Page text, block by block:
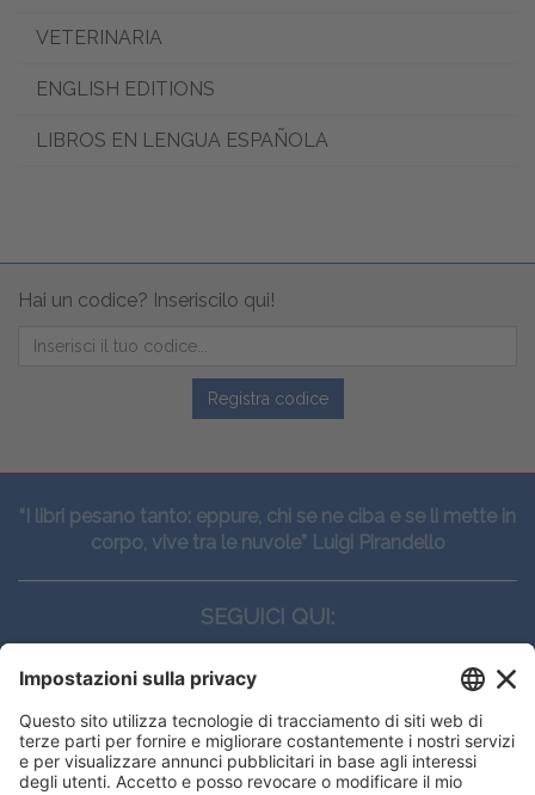
VETERINARIA
ENGLISH EDITIONS
LIBROS EN LENGUA ESPAÑOLA
Hai un codice? Inseriscilo qui!
Registra codice
“I libri pesano tanto: eppure, chi se ne ciba e se li mette in
corpo, vive tra le nuvole” Luigi Pirandello
SEGUICI QUI:
CONTATTI
Edi.Ermes srl